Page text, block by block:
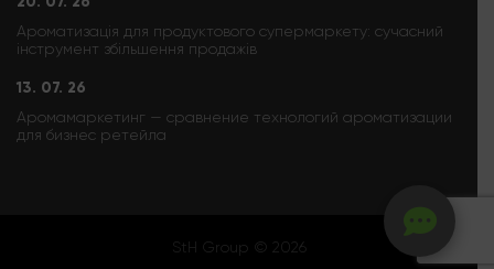
Ароматизація для продуктового супермаркету: сучасний
інструмент збільшення продажів
13. 07. 26
Аромамаркетинг — сравнение технологий ароматизации
для бизнес ретейла
StH Group © 2026